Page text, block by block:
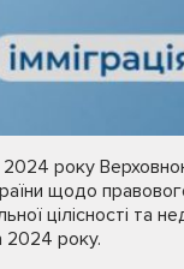
року
щодо
цілісності та
2024 року.